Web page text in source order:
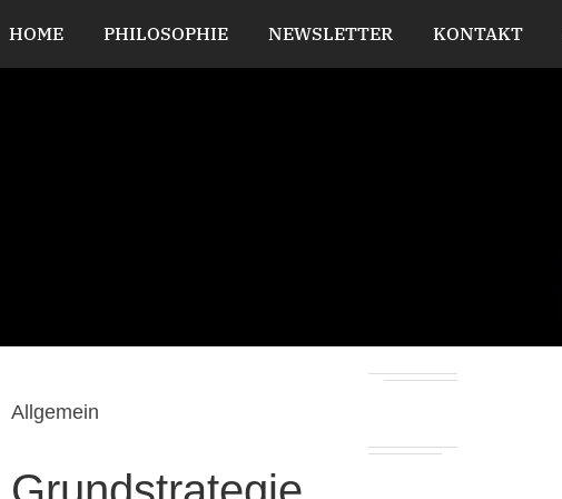
HOME PHILOSOPHIE NEWSLETTER KONTAKT
Allgemein